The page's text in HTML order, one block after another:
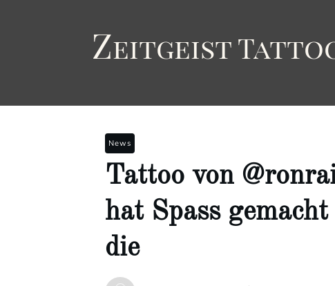
ZeitgeistT
News
Tattoo von
hat Spass
die